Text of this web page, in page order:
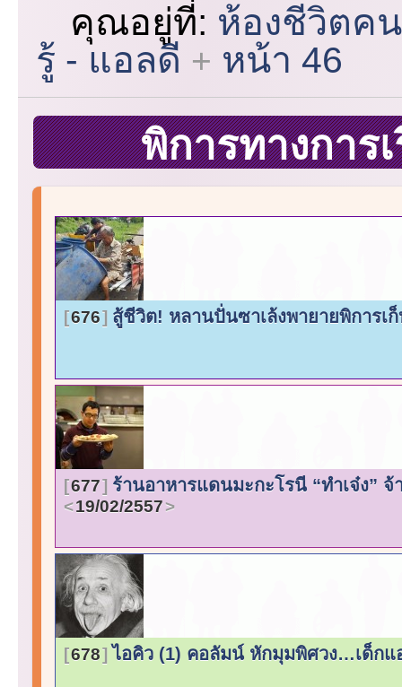
คุณอยู่ที่: ห้องชีวิตค
รู้ - แอลดี
หน้า 46
พิการทางการ
676 สู้ชีวิต! หลานปั่นซาเล้งพายายพิการเ
677 ร้านอาหารแดนมะกะโรนี “ทำเจ๋ง”
19/02/2557
678 ไอคิว (1) คอลัมน์ หักมุมพิศวง…เด็กแ